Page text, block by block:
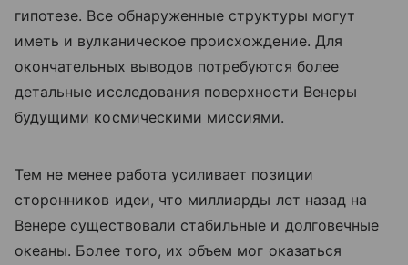
гипотезе. Все обнаруженные структуры могут
иметь и вулканическое происхождение. Для
окончательных выводов потребуются более
детальные исследования поверхности Венеры
будущими космическими миссиями.
Тем не менее работа усиливает позиции
сторонников идеи, что миллиарды лет назад на
Венере существовали стабильные и долговечные
океаны. Более того, их объем мог оказаться